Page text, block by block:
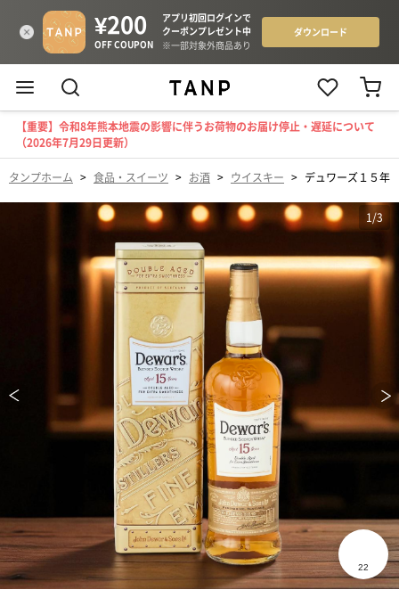
【重要】令和8年熊本地震の影響に伴うお荷物のお届け停止・遅延について
（2026年7月29日更新）
タンプホーム > 食品・スイーツ > お酒 > ウイスキー > デュワーズ１５年
1/3